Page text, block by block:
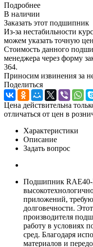
Подробнее
В наличии
Заказать этот подшипник
Из-за нестабильности
можем указать точную
Стоимость данного
менеджера через форму
364.
Приносим извинения за
Поделиться
Цена действительна
отличаться от цен в
Характеристики
Описание
Задать вопрос
Подшипник RAE40-
приложений,
долговечности.
производителя
работу в условиях
сред. Благодаря
материалов и